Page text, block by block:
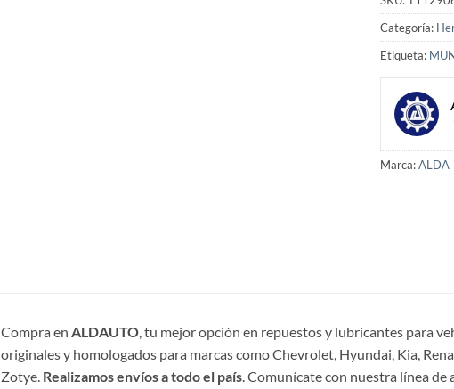
Categoría:
Etiqueta:
Marca:ALDA
Compra en ALDAUTO, tu mejor opción en repuestos y lubricantes para
originales y homologados para marcas como Chevrolet, Hyundai, Kia,
Zotye. Realizamos envíos a todo el país. Comunícate con nuestra línea de